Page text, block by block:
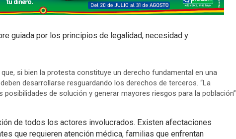
guiada por los principios de legalidad, necesidad y
si bien la protesta constituye un derecho fundamental en una
desarrollarse resguardando los derechos de terceros. “La
de solución y generar mayores riesgos para la
de todos los actores involucrados. Existen afectaciones
que requieren atención médica, familias que enfrentan